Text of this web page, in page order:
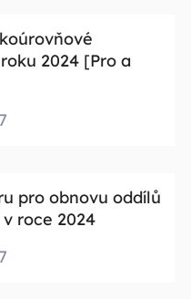
2024 [Pro a
pro obnovu oddílů
roce 2024